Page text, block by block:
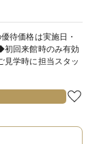
待価格は実施日・
初回来館時のみ有効
学時に担当スタッ